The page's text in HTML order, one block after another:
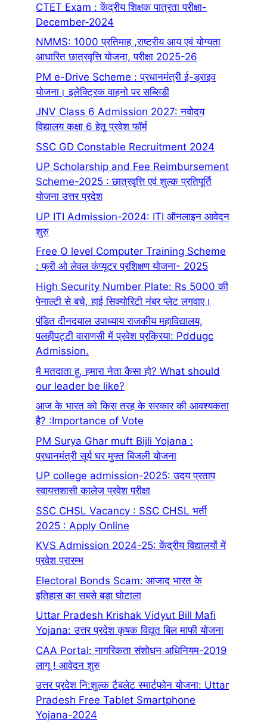
CTET Exam : केंद्रीय शिक्षक पात्रता परीक्षा-
December-2024
NMMS: 1000 प्रतिमाह ,राष्ट्रीय आय एवं योग्यता
आधारित छात्रवृत्ति योजना, परीक्षा 2025-26
PM e-Drive Scheme : प्रधानमंत्री ई-ड्राइव
योजना। इलेक्ट्रिक वाहनो पर सब्सिडी
JNV Class 6 Admission 2027: नवोदय
विद्यालय कक्षा 6 हेतू प्रवेश फॉर्म
SSC GD Constable Recruitment 2024
UP Scholarship and Fee Reimbursement
Scheme-2025 : छात्रवृत्ति एवं शुल्क प्रतिपूर्ति
योजना उत्तर प्रदेश
UP ITI Admission-2024: ITI ऑनलाइन आवेदन
शुरु
Free O level Computer Training Scheme
: फ्री ओ लेवल कंप्यूटर प्रशिक्षण योजना- 2025
High Security Number Plate: Rs 5000 की
पेनाल्टी से बचे, हाई सिक्योरिटी नंबर प्लेट लगवाए।
पंडित दीनदयाल उपाध्याय राजकीय महाविद्यालय,
पलहीपट्टी वाराणसी में प्रवेश प्रक्रिया: Pddugc
Admission.
मै मतदाता हू, हमारा नेता कैसा हो? What should
our leader be like?
आज के भारत को किस तरह के सरकार की आवश्यकता
है? :Importance of Vote
PM Surya Ghar muft Bijli Yojana :
प्रधानमंत्री सूर्य घर मुफ्त बिजली योजना
UP college admission-2025: उदय प्रताप
स्वायत्तशासी कालेज प्रवेश परीक्षा
SSC CHSL Vacancy : SSC CHSL भर्ती
2025 : Apply Online
KVS Admission 2024-25: केंद्रीय विद्यालयों में
प्रवेश प्रारम्भ
Electoral Bonds Scam: आजाद भारत के
इतिहास का सबसे बड़ा घोटाला
Uttar Pradesh Krishak Vidyut Bill Mafi
Yojana: उत्तर प्रदेश कृषक विद्यूत बिल माफी योजना
CAA Portal: नागरिकता संशोधन अधिनियम-2019
लागू ! आवेदन शुरु
उत्तर प्रदेश नि:शुल्क टैबलेट स्मार्टफोन योजना: Uttar
Pradesh Free Tablet Smartphone
Yojana-2024